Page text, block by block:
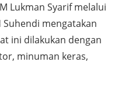
Lukman Syarif melalui
Suhendi mengatakan
ini dilakukan dengan
minuman keras,